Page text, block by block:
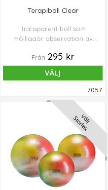
Terapiboll Clear
Transparent boll som
möjliggör observation av
Från 295 kr
VÄLJ
7057
Välj
Storlek